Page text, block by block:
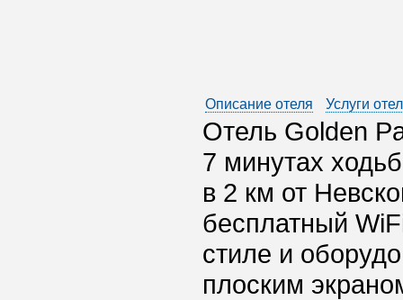
Описание отеля Услуги
Отель Golden
7 минутах
в 2 км от
бесплатный
стиле и
плоским